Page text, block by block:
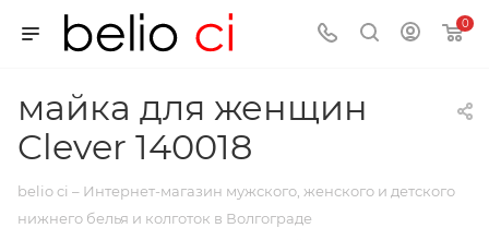
0
майка для женщин
Clever 140018
belio ci – Интернет-магазин мужского, женского и детского
нижнего белья и колготок в Волгограде